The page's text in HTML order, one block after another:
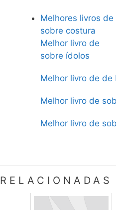
Melhores livros de
sobre costura
Melhor livro de
sobre ídolos
Melhor livro de de
Melhor livro de
Melhor livro de
RELACIONADAS